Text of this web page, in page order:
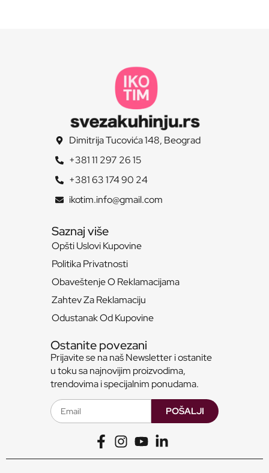
Dimitrija Tucovića 148, Beograd
+381 11 297 26 15
+381 63 174 90 24
ikotim.info@gmail.com
Saznaj više
Opšti Uslovi Kupovine
Politika Privatnosti
Obaveštenje O Reklamacijama
Zahtev Za Reklamaciju
Odustanak Od Kupovine
Ostanite povezani
Prijavite se na naš Newsletter i ostanite
u toku sa najnovijim proizvodima,
trendovima i specijalnim ponudama.
POŠALJI